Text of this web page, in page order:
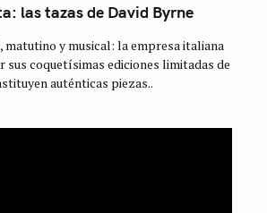
las tazas de David Byrne
matutino y musical: la empresa italiana
sus coquetísimas ediciones limitadas de
auténticas piezas..